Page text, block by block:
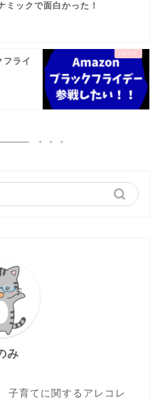
ミックで面白かった！
ライ
み
子育てに関するアレコレ